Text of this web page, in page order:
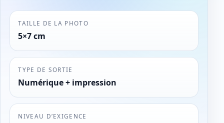
TAILLE DE LA PHOTO
5×7 cm
TYPE DE SORTIE
Numérique + impression
NIVEAU D’EXIGENCE